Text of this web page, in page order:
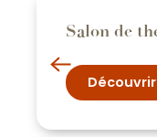
Salon de
Découvrir